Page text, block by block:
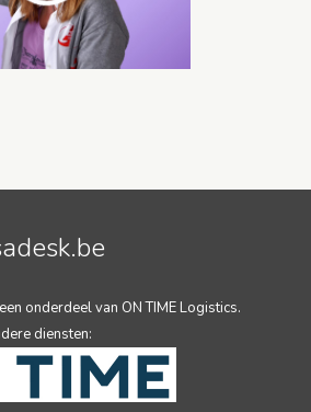
onderdeel van ON TIME Logistics.
diensten: